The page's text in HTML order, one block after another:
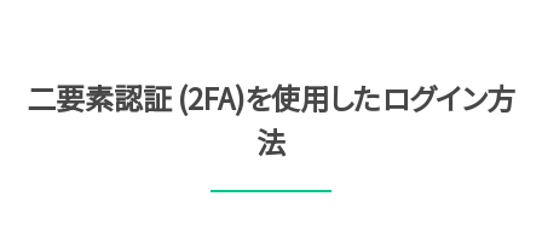
二要素認証 (2FA)を使用したログイン方
法